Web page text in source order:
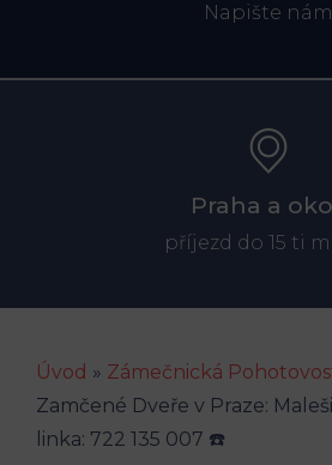
Napište nám
Praha a
příjezd do 15 ti
Úvod » Zámečnická
Zamčené Dveře v Praze:
linka: 722 135 007 ☎️